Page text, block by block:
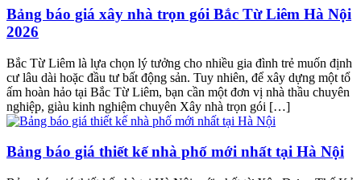
Bảng báo giá xây nhà trọn gói Bắc Từ Liêm Hà Nội
2026
Bắc Từ Liêm là lựa chọn lý tưởng cho nhiều gia đình trẻ muốn định
cư lâu dài hoặc đầu tư bất động sản. Tuy nhiên, để xây dựng một tổ
ấm hoàn hảo tại Bắc Từ Liêm, bạn cần một đơn vị nhà thầu chuyên
nghiệp, giàu kinh nghiệm chuyên Xây nhà trọn gói […]
Bảng báo giá thiết kế nhà phố mới nhất tại Hà Nội